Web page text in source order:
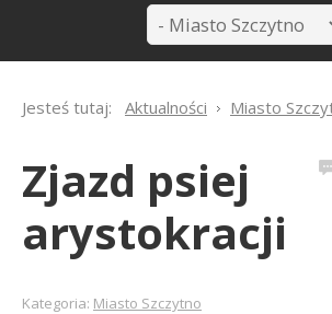
Jesteś tutaj: Aktualności Miasto
Zjazd psiej
arystokracji
Kategoria: Miasto Szczytno